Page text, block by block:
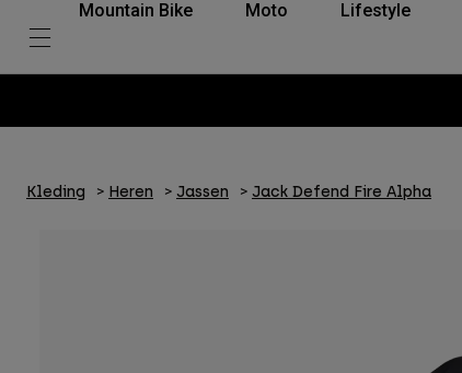
Mountain Bike Moto Lifestyle
Kleding Heren Jassen Jack Defend Fire Alpha